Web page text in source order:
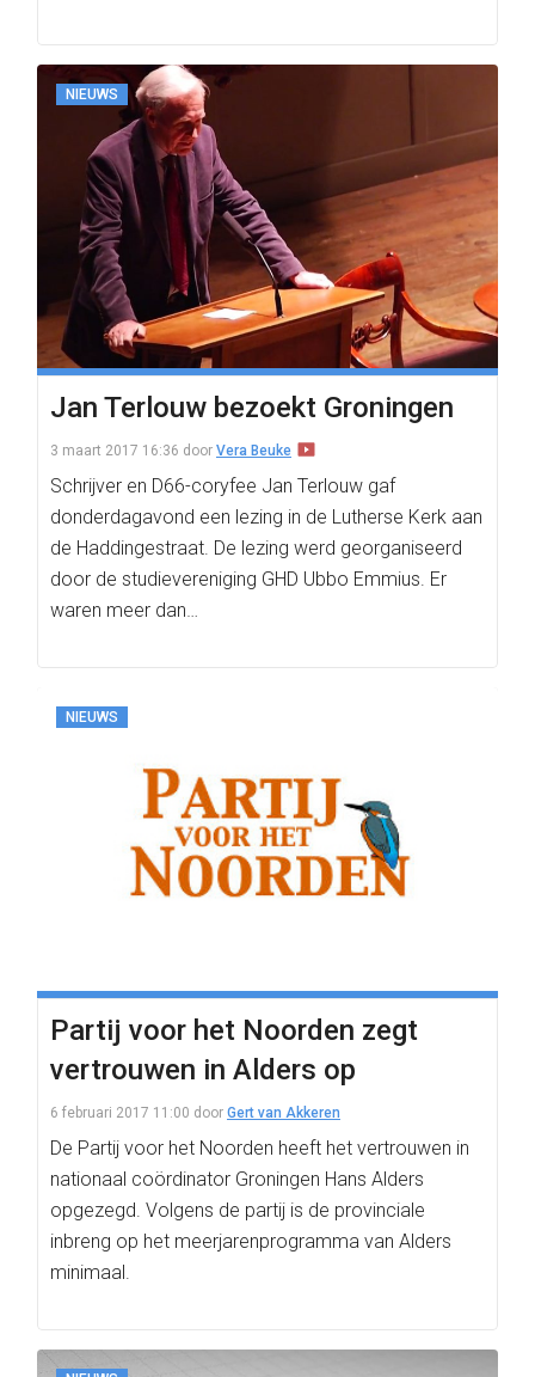
NIEUWS
Jan Terlouw bezoekt Groningen
3 maart 2017 16:36 door Vera Beuke
Schrijver en D66-coryfee Jan Terlouw gaf
donderdagavond een lezing in de Lutherse Kerk aan
de Haddingestraat. De lezing werd georganiseerd
door de studievereniging GHD Ubbo Emmius. Er
waren meer dan…
NIEUWS
Partij voor het Noorden zegt
vertrouwen in Alders op
6 februari 2017 11:00 door Gert van Akkeren
De Partij voor het Noorden heeft het vertrouwen in
nationaal coördinator Groningen Hans Alders
opgezegd. Volgens de partij is de provinciale
inbreng op het meerjarenprogramma van Alders
minimaal.